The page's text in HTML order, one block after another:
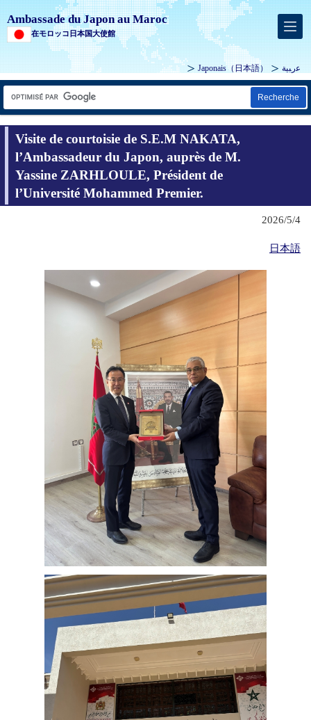
Ambassade du Japon au Maroc
在モロッコ日本国大使館
Japonais（日本語） ﻋرﺒﻴﺔ
Recherche
Visite de courtoisie de S.E.M NAKATA,
l’Ambassadeur du Japon, auprès de M.
Yassine ZARHLOULE, Président de
l’Université Mohammed Premier.
2026/5/4
日本語